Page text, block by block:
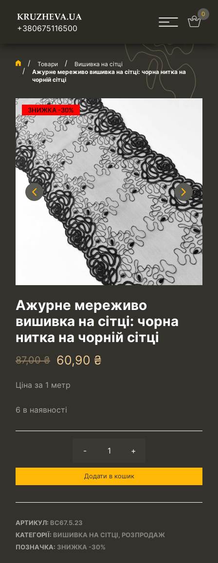
+380675116500
0
Товари
Вишивка на сітці
Ажурне мереживо вишивка на сітці: чорна нитка на
чорній сітці
ЗНИЖКА -30%
Previous Next
Ажурне мереживо
вишивка на сітці: чорна
нитка на чорній сітці
87,00₴ 60,90 ₴
Ціна за 1 метр
6 в наявності
- +
Додати в кошик
АРТИКУЛ: ВС67.5.23
КАТЕГОРІЇ: ВИШИВКА НА СІТЦІ, РОЗПРОДАЖ
ПОЗНАЧКА: ЗНИЖКА -30%